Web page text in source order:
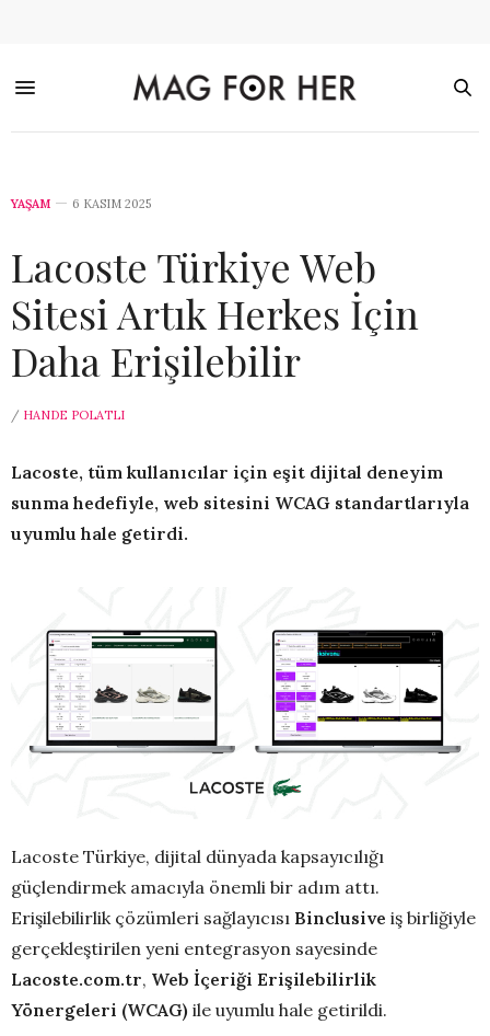
YAŞAM 6 KASIM 2025
Lacoste Türkiye Web
Sitesi Artık Herkes İçin
Daha Erişilebilir
/ HANDE POLATLI
Lacoste, tüm kullanıcılar için eşit dijital deneyim
sunma hedefiyle, web sitesini WCAG standartlarıyla
uyumlu hale getirdi.
Lacoste Türkiye, dijital dünyada kapsayıcılığı
güçlendirmek amacıyla önemli bir adım attı.
Erişilebilirlik çözümleri sağlayıcısı Binclusive iş birliğiyle
gerçekleştirilen yeni entegrasyon sayesinde
Lacoste.com.tr, Web İçeriği Erişilebilirlik
Yönergeleri (WCAG) ile uyumlu hale getirildi.